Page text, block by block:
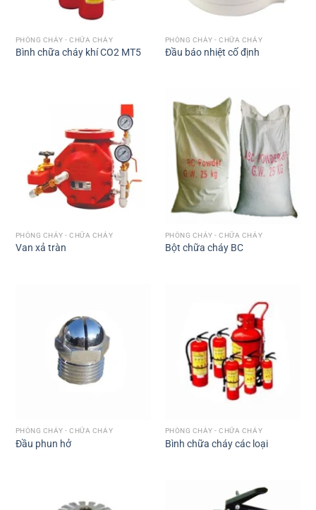
PHÒNG CHÁY - CHỮA CHÁY
Bình chữa cháy khí CO2 MT5
PHÒNG CHÁY - CHỮA CHÁY
Đầu báo nhiệt cố định
PHÒNG CHÁY - CHỮA CHÁY
Van xả tràn
PHÒNG CHÁY - CHỮA CHÁY
Bột chữa cháy BC
PHÒNG CHÁY - CHỮA CHÁY
Đầu phun hở
PHÒNG CHÁY - CHỮA CHÁY
Bình chữa cháy các loại